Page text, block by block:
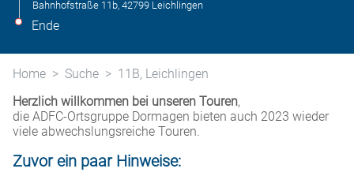
Bahnhofstraße 11b, 42799 Leichlingen
Ende
Home Suche
11B, Leichlingen
Herzlich willkommen bei unseren Touren,
die ADFC-Ortsgruppe Dormagen bieten auch 2023 wieder
viele abwechslungsreiche Touren.
Zuvor ein paar Hinweise: